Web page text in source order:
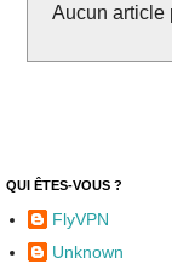
Aucun article
QUI ÊTES-VOUS ?
FlyVPN
Unknown